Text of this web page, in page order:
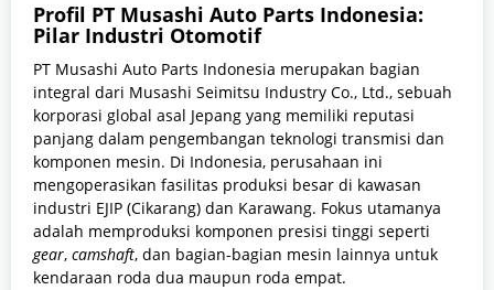
Profil PT Musashi Auto Parts Indonesia:
Pilar Industri Otomotif
PT Musashi Auto Parts Indonesia merupakan bagian
integral dari Musashi Seimitsu Industry Co., Ltd., sebuah
korporasi global asal Jepang yang memiliki reputasi
panjang dalam pengembangan teknologi transmisi dan
komponen mesin. Di Indonesia, perusahaan ini
mengoperasikan fasilitas produksi besar di kawasan
industri EJIP (Cikarang) dan Karawang. Fokus utamanya
adalah memproduksi komponen presisi tinggi seperti
gear, camshaft, dan bagian-bagian mesin lainnya untuk
kendaraan roda dua maupun roda empat.